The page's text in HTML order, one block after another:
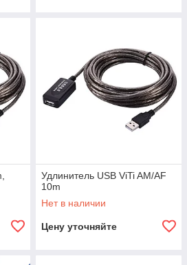
Удлинитель USB ViTi AM/AF
10m
Нет в наличии
Цену уточняйте